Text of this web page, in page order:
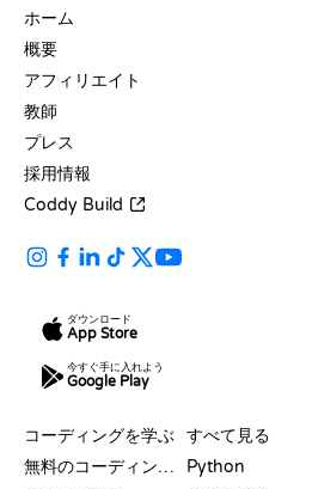
ホーム
概要
アフィリエイト
教師
プレス
採用情報
Coddy Build
ダウンロード
App Store
今すぐ手に入れよう
Google Play
コーディングを学ぶ
無料のコーディングサイト
すべて見る
Python